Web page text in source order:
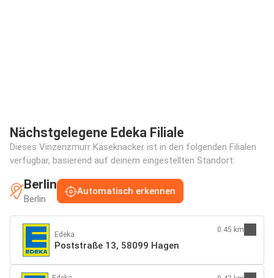
Nächstgelegene Edeka Filiale
Dieses Vinzenzmurr Käseknacker ist in den folgenden Filialen
verfügbar, basierend auf deinem eingestellten Standort:
Berlin
Berlin
Automatisch erkennen
Edeka
Poststraße 13, 58099 Hagen
0.45 km